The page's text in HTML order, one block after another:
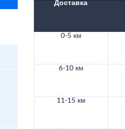
Доставка
0-5 км
6-10 км
11-15 км